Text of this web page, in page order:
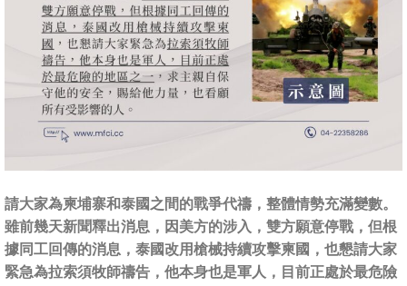
請大家為柬埔寨和泰國之間的戰爭代禱，整體情勢充滿變數。
雖前幾天新聞釋出消息，因美方的涉入，雙方願意停戰，但根
據同工回傳的消息，泰國改用槍械持續攻擊柬國，也懇請大家
緊急為拉索須牧師禱告，他本身也是軍人，目前正處於最危險